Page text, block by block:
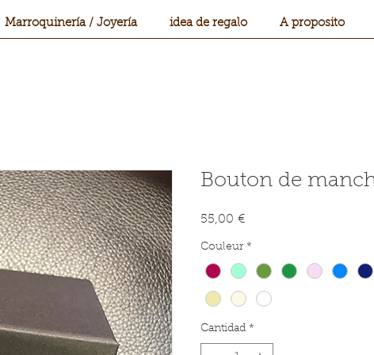
Marroquinería / Joyería idea de regalo A proposito
Bouton de
55,00 €Precio
Couleur *
Cantidad *